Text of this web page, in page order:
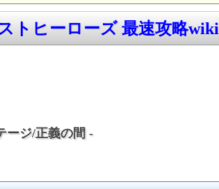
トヒーローズ 最速攻略wiki
ージ/正義の間 -